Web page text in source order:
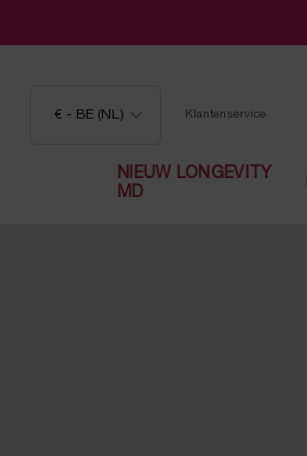
€ - BE (NL) Klantenservice
NIEUW LONGEVITY
MD